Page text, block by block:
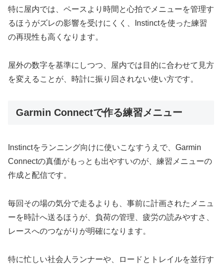
特に屋内では、ペースより時間と心拍でメニューを管理す
るほうがズレの影響を受けにくく、Instinctを使った練習
の再現性も高くなります。
屋外の数字を基準にしつつ、屋内では目的に合わせて見方
を変えることが、時計に振り回されない使い方です。
Garmin Connectで作る練習メニュー
Instinctをランニング向けに使いこなすうえで、Garmin
Connectの真価がもっとも出やすいのが、練習メニューの
作成と配信です。
毎回その場の気分で走るよりも、事前に計画されたメニュ
ーを時計へ送るほうが、負荷の管理、疲労の読みやすさ、
レースへのつながりが明確になります。
特に忙しい社会人ランナーや、ロードとトレイルを並行す